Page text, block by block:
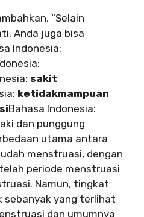
“Selain
Anda juga bisa
Indonesia:
sakit
ketidakmampuan
Bahasa Indonesia:
dan punggung
utama antara
menstruasi, dengan
periode menstruasi
Namun, tingkat
sebanyak yang terlihat
dan umumnya